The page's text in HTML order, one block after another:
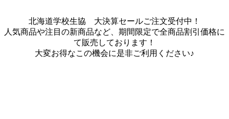
北海道学校生協 大決算セールご注文受付中！
人気商品や注目の新商品など、期間限定で全商品割引価格に
て販売しております！
大変お得なこの機会に是非ご利用ください♪